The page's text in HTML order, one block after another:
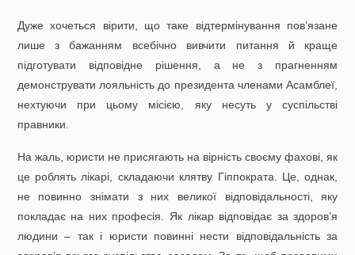
Дуже хочеться вірити, що таке відтермінування пов’язане
лише з бажанням всебічно вивчити питання й краще
підготувати відповідне рішення, а не з прагненням
демонструвати лояльність до президента членами Асамблеї,
нехтуючи при цьому місією, яку несуть у суспільстві
правники.
На жаль, юристи не присягають на вірність своєму фахові, як
це роблять лікарі, складаючи клятву Гіппократа. Це, однак,
не повинно знімати з них великої відповідальності, яку
покладає на них професія. Як лікар відповідає за здоров’я
людини – так і юристи повинні нести відповідальність за